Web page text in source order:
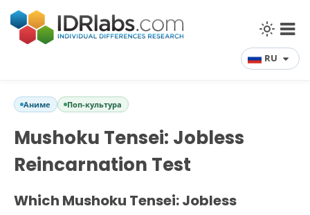
RU
Аниме Поп-культура
Mushoku Tensei: Jobless
Reincarnation Test
Which Mushoku Tensei: Jobless